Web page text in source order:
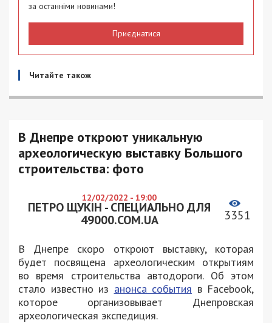
за останніми новинами!
Приєднатися
Читайте також
В Днепре откроют уникальную
археологическую выставку Большого
строительства: фото
12/02/2022 - 19:00
ПЕТРО ЩУКІН - СПЕЦИАЛЬНО ДЛЯ
49000.COM.UA
3351
В Днепре скоро откроют выставку, которая
будет посвящена археологическим открытиям
во время строительства автодороги. Об этом
стало известно из анонса события в Facebook,
которое организовывает Днепровская
археологическая экспедиция.